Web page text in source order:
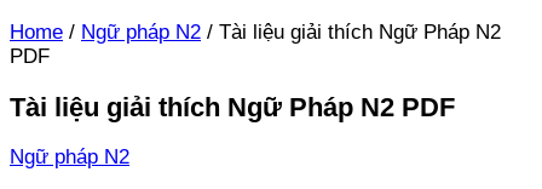
Home / Ngữ pháp N2 / Tài liệu giải thích Ngữ Pháp N2
PDF
Tài liệu giải thích Ngữ Pháp N2 PDF
Ngữ pháp N2